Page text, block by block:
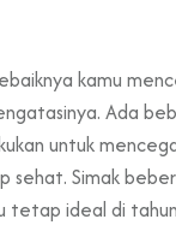
kamu
Ada
untuk
sehat. Simak
tetap ideal di